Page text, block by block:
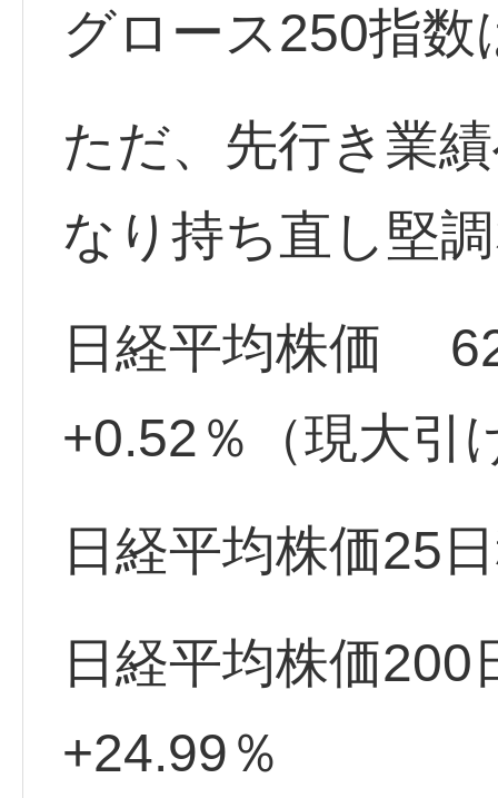
グロース250指
ただ、先行き業
なり持ち直し堅
日経平均株価
+0.52％（現大引
日経平均株価25
日経平均株価
+24.99％